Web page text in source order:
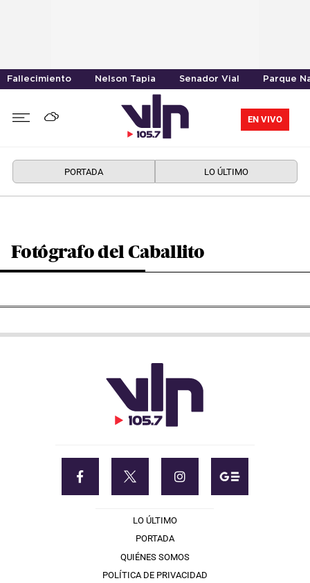
Fallecimiento Nelson Tapia Senador Vial Parque
EN VIVO
PORTADA LO ÚLTIMO
Fotógrafo del Caballito
LO ÚLTIMO
PORTADA
QUIÉNES SOMOS
POLÍTICA DE PRIVACIDAD